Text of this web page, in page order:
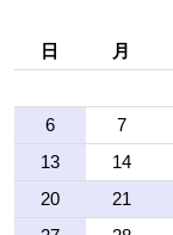
日 月
6
7
13
14
20
21